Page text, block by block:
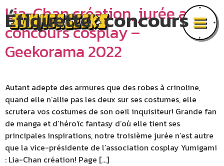
Étiquette :concours
Lia-Chan création, jurée au
concours cosplay –
Geekorama 2022
Autant adepte des armures que des robes à crinoline,
quand elle n’allie pas les deux sur ses costumes, elle
scrutera vos costumes de son oeil inquisiteur! Grande fan
de manga et d’héroïc fantasy d’où elle tient ses
principales inspirations, notre troisième jurée n’est autre
que la vice-présidente de l’association cosplay Yumigami
: Lia-Chan création! Page […]